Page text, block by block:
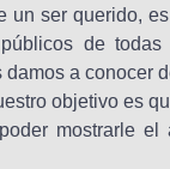
un ser querido,
de
a conocer
objetivo es
mostrarle